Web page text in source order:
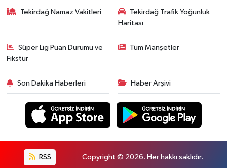
Tekirdağ Namaz Vakitleri
Tekirdağ Trafik Yoğunluk
Haritası
Süper Lig Puan Durumu ve
Fikstür
Tüm Manşetler
Son Dakika Haberleri Haber Arşivi
RSS Copyright © 2026. Her hakkı saklıdır.